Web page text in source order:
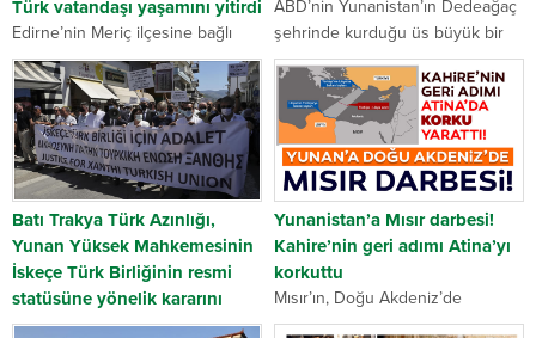
Türk vatandaşı yaşamını yitirdi
Edirne’nin Meriç ilçesine bağlı
Adasarhanlı köyünde, Yunanistan
tarafından açıldığı iddia edilen
ateş sonucu bir Türk vatandaşı
hayatını kaybetti. Alınan bilgiye
göre, köy sakinlerinden Mehmet
Durgun...
ABD’nin Yunanistan’ın Dedeağaç
şehrinde kurduğu üs büyük bir
cephaneliğe dönüştü. Pentagon,
Türkiye’ye 40 km mesafedeki
şehre en az 400 tank ve zırhlı
araç sevk etti....
Batı Trakya Türk Azınlığı,
Yunan Yüksek Mahkemesinin
İskeçe Türk Birliğinin resmi
statüsüne yönelik kararını
protesto etti
Yunanistan’a Mısır darbesi!
Kahire’nin geri adımı Atina’yı
korkuttu
Mısır’ın, Doğu Akdeniz’de
Türkiye’nin Birleşmiş Milletler’e